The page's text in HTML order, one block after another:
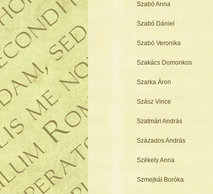
Szabó Anna
Szabó Dániel
Szabó Veronika
Szakács Domonkos
Szarka Áron
Szász Vince
Szatmári András
Százados András
Székely Anna
Szmejkál Boróka